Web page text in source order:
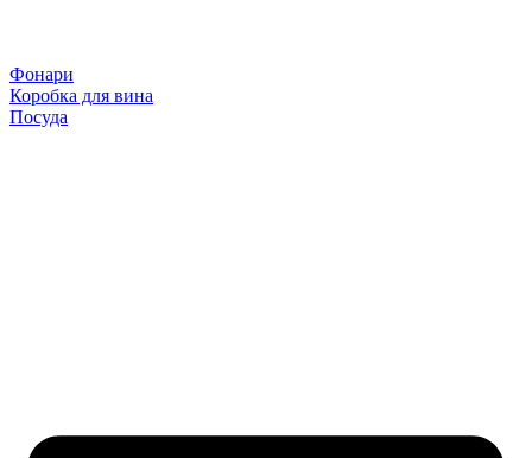
Фонари
Коробка для вина
Посуда